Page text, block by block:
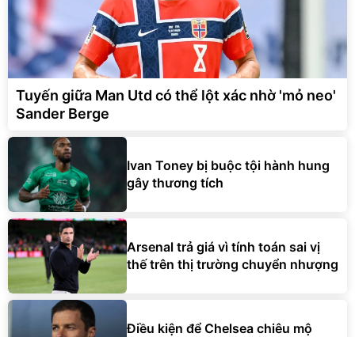
Tuyến giữa Man Utd có thể lột xác nhờ 'mỏ neo'
Sander Berge
Ivan Toney bị buộc tội hành hung
gây thương tích
Arsenal trả giá vì tính toán sai vị
thế trên thị trường chuyển nhượng
Điều kiện để Chelsea chiêu mộ